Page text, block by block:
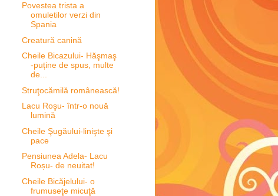
Povestea trista a
omuletilor verzi din
Spania
Creatură canină
Cheile Bicazului- Hăşmaş
-puține de spus, multe
de...
Struţocămilă românească!
Lacu Roşu- într-o nouă
lumină
Cheile Şugăului-linişte şi
pace
Pensiunea Adela- Lacu
Roșu- de neuitat!
Cheile Bicăjelului- o
frumuseţe micuţă